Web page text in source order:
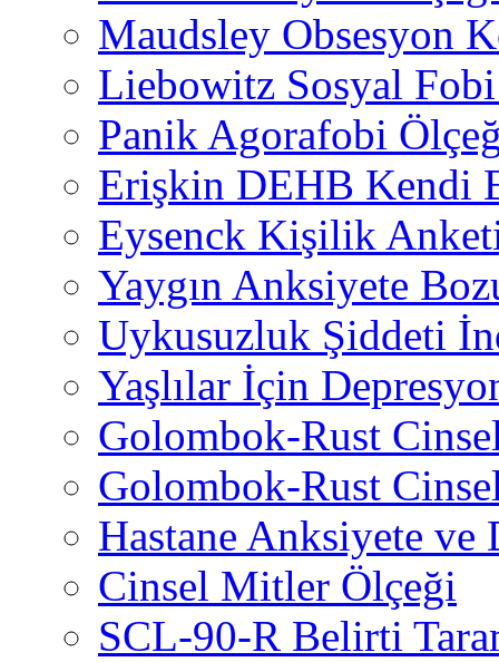
Maudsley Obsesyon
Liebowitz Sosyal
Panik Agorafobi
Erişkin DEHB Kendi
Eysenck Kişilik
Yaygın Anksiyete
Uykusuzluk Şiddeti
Yaşlılar İçin
Golombok-Rust
Golombok-Rust
Hastane Anksiyete ve
Cinsel Mitler Ölçeği
SCL-90-R Belirti